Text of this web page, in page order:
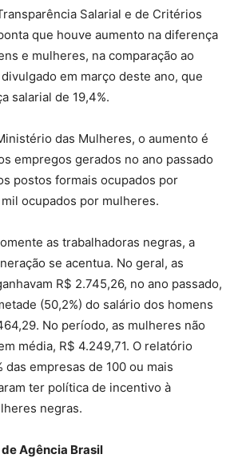
Salarial e de Critérios
que houve aumento na diferença
e mulheres, na comparação ao
em março deste ano, que
salarial de 19,4%.
das Mulheres, o aumento é
empregos gerados no ano passado
postos formais ocupados por
ocupados por mulheres.
as trabalhadoras negras, a
se acentua. No geral, as
R$ 2.745,26, no ano passado,
(50,2%) do salário dos homens
No período, as mulheres não
média, R$ 4.249,71. O relatório
das empresas de 100 ou mais
ter política de incentivo à
negras.
Agência Brasil